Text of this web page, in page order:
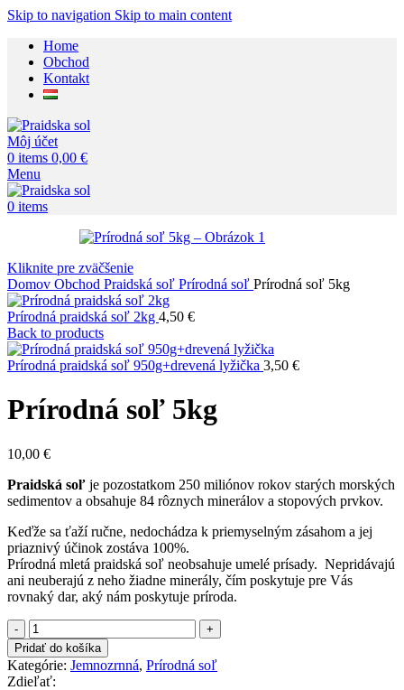
Skip to navigation Skip to main content
Home
Obchod
Kontakt
Môj účet
0 items 0,00 €
Menu
0 items
Kliknite pre zväčšenie
Domov Obchod Praidská soľ Prírodná soľ Prírodná soľ 5kg
Prírodná praidská soľ 2kg 4,50 €
Back to products
Prírodná praidská soľ 950g+drevená lyžička 3,50 €
Prírodná soľ 5kg
10,00 €
Praidská soľ je pozostatkom 250 miliónov rokov starých morských
sedimentov a obsahuje 84 rôznych minerálov a stopových prvkov.
Keďže sa ťaží ručne, nedochádza k priemyselným zásahom a jej
priaznivý účinok zostáva 100%.
​Prírodná mletá praidská soľ neobsahuje umelé prísady. Nepridávajú
ani neuberajú z neho žiadne minerály, čím poskytuje pre Vás
rovnaký dar, aký nám poskytuje príroda.
množstvo
Prírodná
soľ
5kg
Pridať do košíka
Kategórie: Jemnozrnná, Prírodná soľ
Zdieľať: